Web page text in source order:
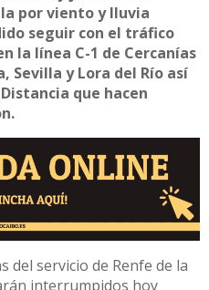
por viento y lluvia
seguir con el tráfico
la línea C-1 de Cercanías
Sevilla y Lora del Río así
que hacen
del servicio de Renfe de la
interrumpidos hoy